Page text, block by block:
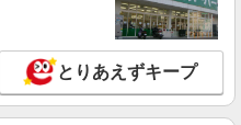
とりあえずキープ